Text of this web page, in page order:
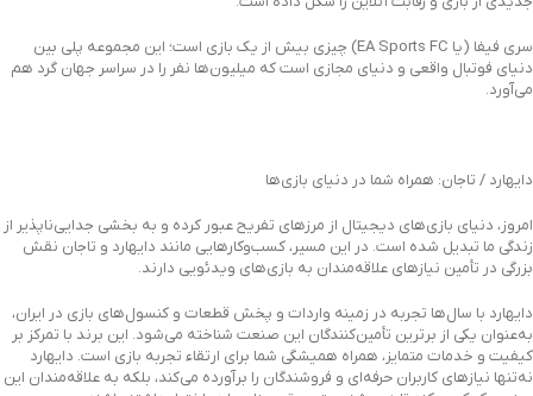
سری فیفا (یا EA Sports FC) چیزی بیش از یک بازی است؛ این مجموعه پلی بین
دنیای فوتبال واقعی و دنیای مجازی است که میلیون‌ها نفر را در سراسر جهان گرد هم
می‌آورد.
دایهارد / تاجان: همراه شما در دنیای بازی‌ها
امروز، دنیای بازی‌های دیجیتال از مرزهای تفریح عبور کرده و به بخشی جدایی‌ناپذیر از
زندگی ما تبدیل شده است. در این مسیر، کسب‌وکارهایی مانند دایهارد و تاجان نقش
بزرگی در تأمین نیازهای علاقه‌مندان به بازی‌های ویدئویی دارند.
دایهارد با سال‌ها تجربه در زمینه واردات و پخش قطعات و کنسول‌های بازی در ایران،
به‌عنوان یکی از برترین تأمین‌کنندگان این صنعت شناخته می‌شود. این برند با تمرکز بر
کیفیت و خدمات متمایز، همراه همیشگی شما برای ارتقاء تجربه بازی است. دایهارد
نه‌تنها نیازهای کاربران حرفه‌ای و فروشندگان را برآورده می‌کند، بلکه به علاقه‌مندان این